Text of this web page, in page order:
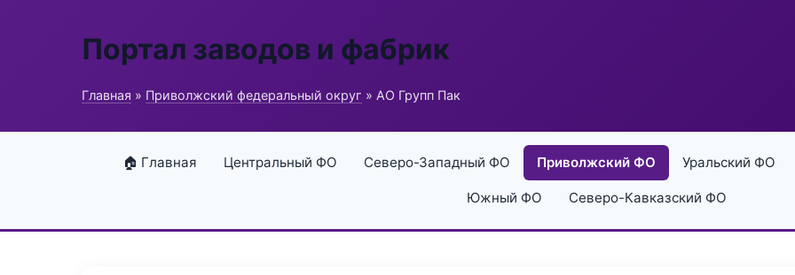
Портал заводов и фабрик
Главная » Приволжский федеральный округ » АО Групп Пак
🏠 Главная Центральный ФО Северо-Западный ФО Приволжский ФО Уральский ФО
Южный ФО Северо-Кавказский ФО